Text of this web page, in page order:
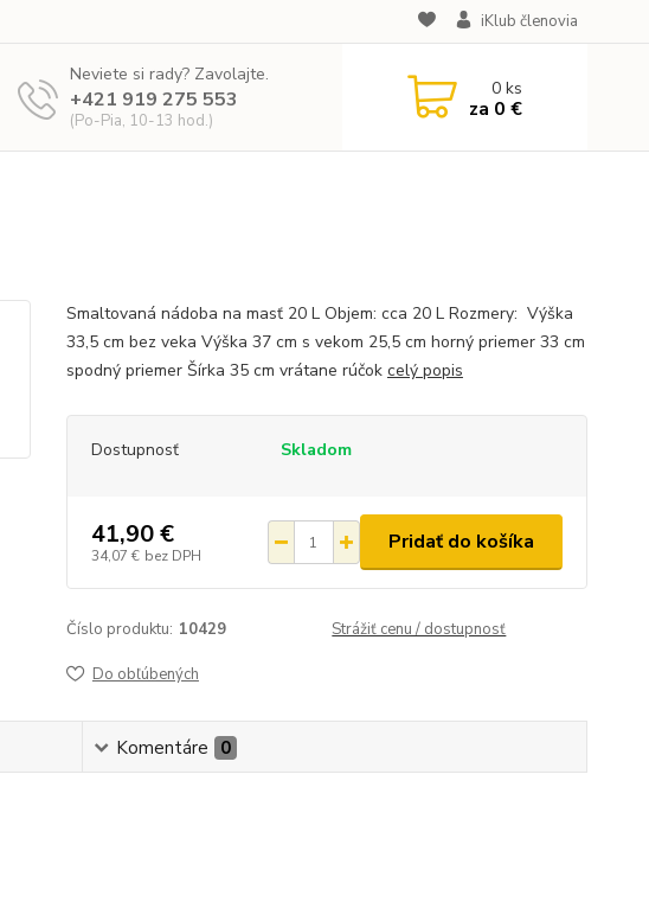
iKlub členovia
Neviete si rady? Zavolajte.
+421 919 275 553
(Po-Pia, 10-13 hod.)
0ks
za 0 €
Smaltovaná nádoba na masť 20 L Objem: cca 20 L Rozmery: Výška
33,5 cm bez veka Výška 37 cm s vekom 25,5 cm horný priemer 33 cm
spodný priemer Šírka 35 cm vrátane rúčok celý popis
Dostupnosť Skladom
41,90 €
34,07 € bez DPH
Pridať do košíka
Číslo produktu: 10429 Strážiť cenu / dostupnosť
Do obľúbených
Komentáre 0